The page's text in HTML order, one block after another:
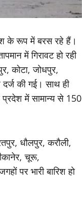
के रूप में बरस रहे हैं।
में गिरावट हो रही
कोटा, जोधपुर,
की गई। साथ ही
प्रदेश में सामान्य से 150
धौलपुर, करौली,
चूरू,
पर भारी बारिश हो